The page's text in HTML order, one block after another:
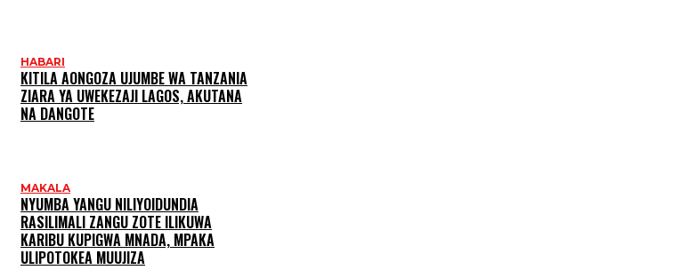
HABARI
KITILA AONGOZA UJUMBE WA TANZANIA
ZIARA YA UWEKEZAJI LAGOS, AKUTANA
NA DANGOTE
MAKALA
NYUMBA YANGU NILIYOIDUNDIA
RASILIMALI ZANGU ZOTE ILIKUWA
KARIBU KUPIGWA MNADA, MPAKA
ULIPOTOKEA MUUJIZA